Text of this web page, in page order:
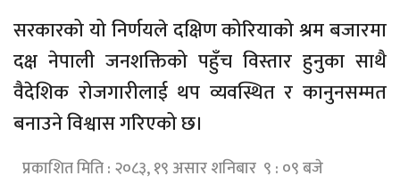
सरकारको यो निर्णयले दक्षिण कोरियाको श्रम बजारमा
दक्ष नेपाली जनशक्तिको पहुँच विस्तार हुनुका साथै
वैदेशिक रोजगारीलाई थप व्यवस्थित र कानुनसम्मत
बनाउने विश्वास गरिएको छ।
प्रकाशित मिति : २०८३, १९ असार शनिबार ९ : ०९ बजे